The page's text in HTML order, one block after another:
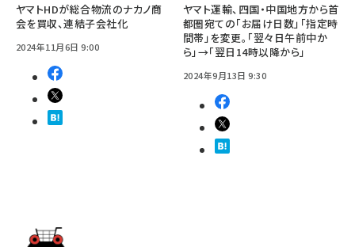
ヤマトHDが総合物流のナカノ商
会を買収、連結子会社化
2024年11月6日 9:00
ヤマト運輸、四国・中国地方から首
都圏宛ての「お届け日数」「指定時
間帯」を変更。「翌々日午前中か
ら」→「翌日14時以降から」
2024年9月13日 9:30